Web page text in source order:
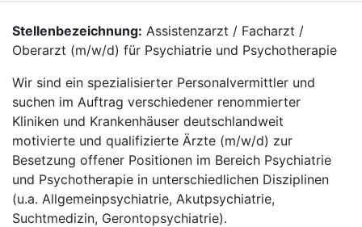
Stellenbezeichnung: Assistenzarzt / Facharzt /
Oberarzt (m/w/d) für Psychiatrie und Psychotherapie
Wir sind ein spezialisierter Personalvermittler und
suchen im Auftrag verschiedener renommierter
Kliniken und Krankenhäuser deutschlandweit
motivierte und qualifizierte Ärzte (m/w/d) zur
Besetzung offener Positionen im Bereich Psychiatrie
und Psychotherapie in unterschiedlichen Disziplinen
(u.a. Allgemeinpsychiatrie, Akutpsychiatrie,
Suchtmedizin, Gerontopsychiatrie).